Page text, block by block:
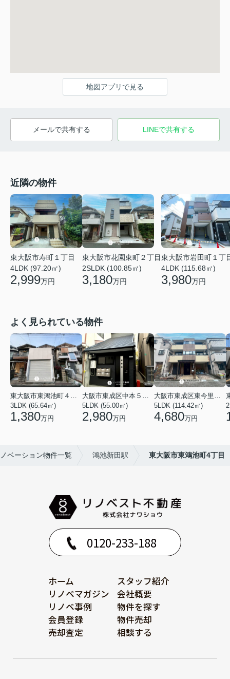
地図アプリで見る
メールで共有する LINEで共有する
近隣の物件
東大阪市寿町１丁目
4LDK (97.20㎡)
2,999万円
東大阪市花園東町２丁目
2SLDK (100.85㎡)
3,180万円
東大阪市岩田町１丁
4LDK (115.68㎡)
3,980万円
よく見られている物件
3LDK (65.64㎡)
1,380万円
5LDK (55.00㎡)
2,980万円
5LDK (114.42㎡)
4,680万円
ベーション物件一覧 鴻池新田駅 東大阪市東鴻池町4丁目
0120-233-188
ホーム
スタッフ紹介
リノベマガジン
会社概要
リノベ事例
物件を探す
会員登録
物件売却
売却査定
相談する